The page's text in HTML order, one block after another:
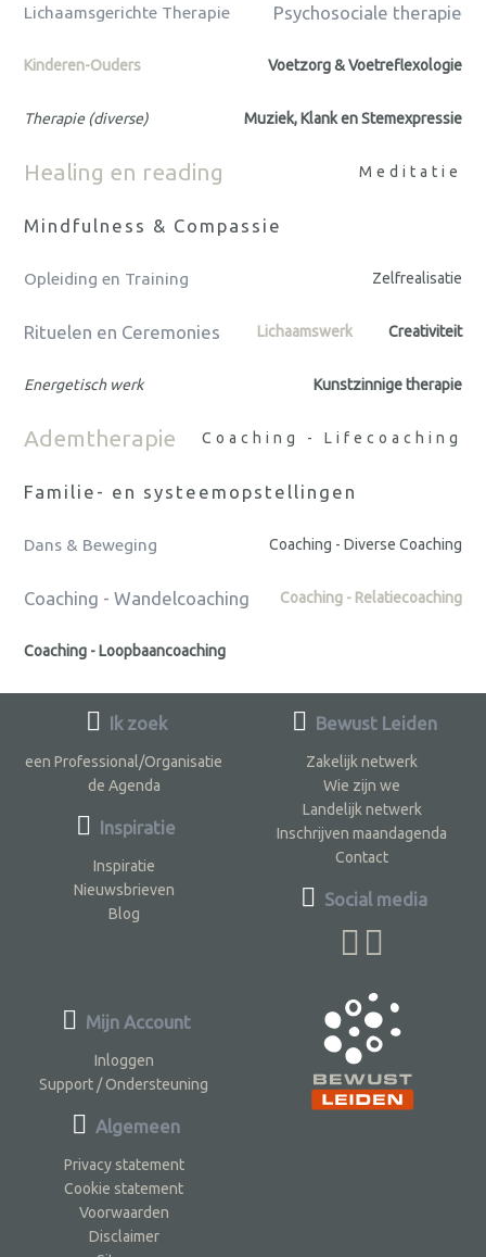
Lichaamsgerichte Therapie Psychosociale therapie
Kinderen-Ouders Voetzorg & Voetreflexologie
Therapie (diverse) Muziek, Klank en Stemexpressie
Healing en reading Meditatie
Mindfulness & Compassie
Opleiding en Training Zelfrealisatie
Rituelen en Ceremonies Lichaamswerk Creativiteit
Energetisch werk Kunstzinnige therapie
Ademtherapie Coaching - Lifecoaching
Familie- en systeemopstellingen
Dans & Beweging Coaching - Diverse Coaching
Coaching - Wandelcoaching Coaching - Relatiecoaching
Coaching - Loopbaancoaching
Ik zoek
een Professional/Organisatie
de Agenda
Inspiratie
Inspiratie
Nieuwsbrieven
Blog
Bewust Leiden
Zakelijk netwerk
Wie zijn we
Landelijk netwerk
Inschrijven maandagenda
Contact
Social media
Mijn Account
Inloggen
Support / Ondersteuning
Algemeen
Privacy statement
Cookie statement
Voorwaarden
Disclaimer